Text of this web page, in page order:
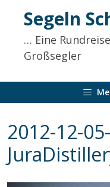
springenSegeln
… Eine
Großsegler
2012-12-05-